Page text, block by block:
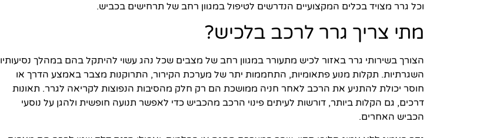
וכל גרר מצויד בכלים המקצועיים הנדרשים לטיפול במגוון רחב של תרחישים בכביש.
מתי צריך גרר לרכב בלכיש?
הצורך בשירותי גרר באזור לכיש מתעורר במגוון רחב של מצבים שכל נהג עשוי להיתקל בהם במהלך נסיעותיו
השגרתיות. תקלות מנוע פתאומיות, התחממות יתר של מערכת הקירור, התרוקנות מצבר באמצע הדרך או
חוסר יכולת להתניע את הרכב לאחר חניה ממושכת הם רק חלק מהסיבות הנפוצות לקריאה לגרר. תאונות
דרכים, גם הקלות ביותר, דורשות לעיתים פינוי הרכב מהכביש כדי לאפשר תנועה חופשית ולהגן על נוסעי
הכביש האחרים.